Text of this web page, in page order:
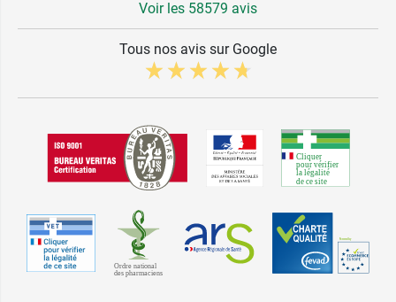
Voir les 58579 avis
Tous nos avis sur Google